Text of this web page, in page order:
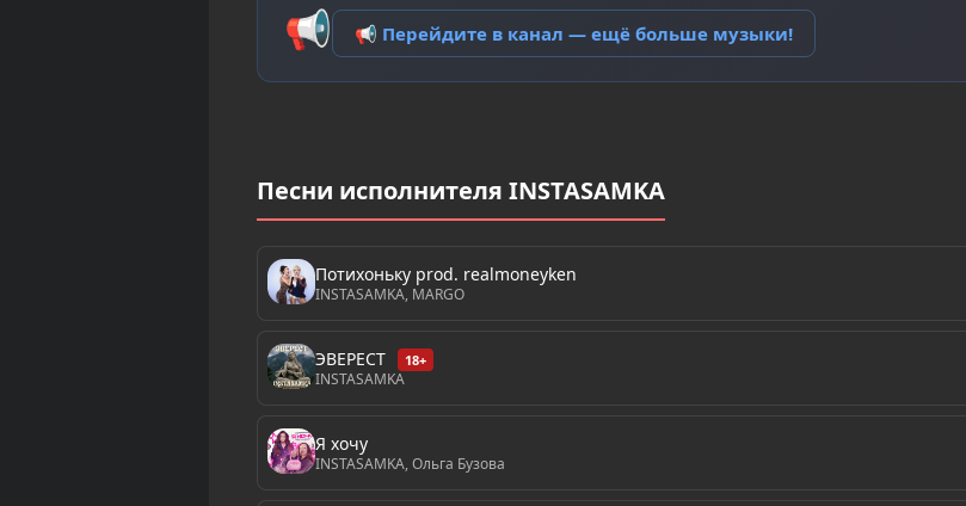
📢 📢 Перейдите в канал — ещё больше музыки!
Песни исполнителя INSTASAMKA
Потихоньку prod. realmoneyken
INSTASAMKA, MARGO
ЭВЕРЕСТ 18+
INSTASAMKA
Я хочу
INSTASAMKA, Ольга Бузова